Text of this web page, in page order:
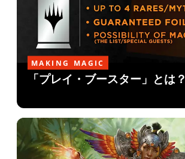
MAKING MAGIC
「プレイ・ブースター」とは？